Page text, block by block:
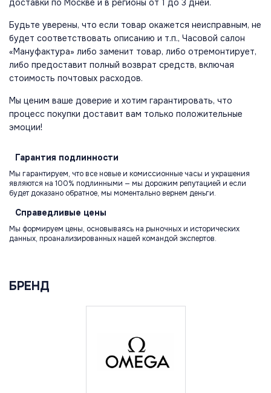
доставки по Москве и в регионы от 1 до 3 дней.
Будьте уверены, что если товар окажется неисправным, не
будет соответствовать описанию и т.п., Часовой салон
«Мануфактура» либо заменит товар, либо отремонтирует,
либо предоставит полный возврат средств, включая
стоимость почтовых расходов.
Мы ценим ваше доверие и хотим гарантировать, что
процесс покупки доставит вам только положительные
эмоции!
Гарантия подлинности
Мы гарантируем, что все новые и комиссионные часы и украшения
являются на 100% подлинными — мы дорожим репутацией и если
будет доказано обратное, мы моментально вернем деньги.
Справедливые цены
Мы формируем цены, основываясь на рыночных и исторических
данных, проанализированных нашей командой экспертов.
БРЕНД